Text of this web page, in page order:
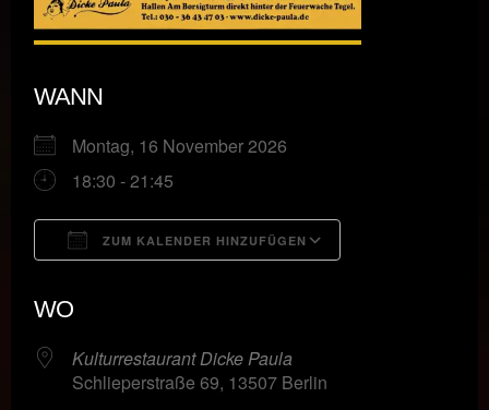
WANN
Montag, 16 November 2026
18:30 - 21:45
ZUM KALENDER HINZUFÜGEN
WO
Kulturrestaurant Dicke Paula
Schlieperstraße 69, 13507 Berlin